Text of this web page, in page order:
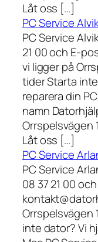
Låt oss […]
PC Service
PC Service
21 00 och E-
vi ligger på
tider Starta
reparera din
namn
Orrspelsvägen
Låt oss […]
PC Service
PC Service
08 37 21 00
Orrspelsvägen
inte dator? Vi